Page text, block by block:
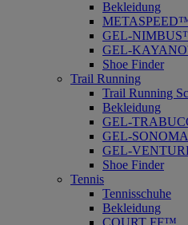
Bekleidung
GEL-
GEL-
Shoe Finder
Trail Running
Trail Running
Bekleidung
GEL-
GEL-
GEL-
Shoe Finder
Tennis
Tennisschuhe
Bekleidung
COURT FF™